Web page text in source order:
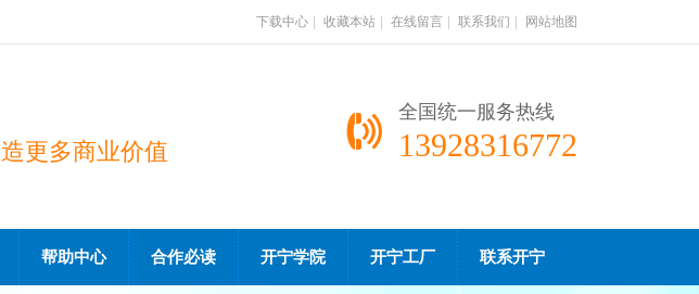
下载中心 收藏本站 在线留言 联系我们 网站地图
更多商业价值
全国统一服务热线
13928316772
帮助中心 合作必读 开宁学院 开宁工厂 联系开宁